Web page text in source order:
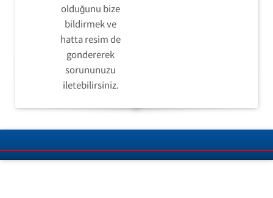
olduğunu bize
bildirmek ve
hatta resim de
gondererek
sorununuzu
iletebilirsiniz.